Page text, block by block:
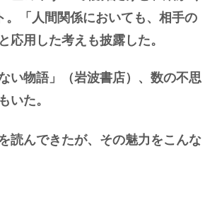
「人間関係においても、相手の
用した考えも披露した。
い物語」（岩波書店）、数の不思
いた。
読んできたが、その魅力をこんな